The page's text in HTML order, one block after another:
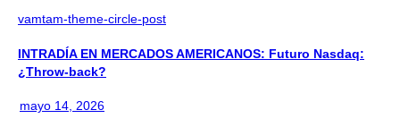
vamtam-theme-circle-post
INTRADÍA EN MERCADOS AMERICANOS: Futuro Nasdaq:
¿Throw-back?
mayo 14, 2026